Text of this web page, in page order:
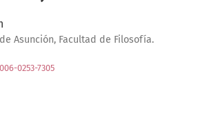
Asunción, Facultad de Filosofía.
0253-7305